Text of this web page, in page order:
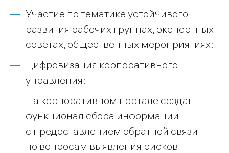
Участие по тематике устойчивого
развития рабочих группах, экспертных
советах, общественных мероприятиях;
Цифровизация корпоративного
управления;
На корпоративном портале создан
функционал сбора информации
с предоставлением обратной связи
по вопросам выявления рисков